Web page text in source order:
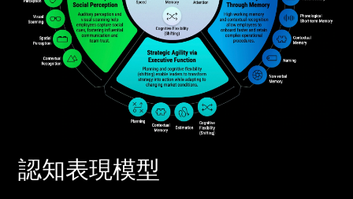
認知表現模型